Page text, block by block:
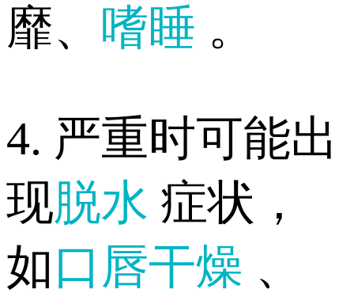
靡、 嗜睡 。
4. 严重时可能出
现脱水 症状，
如口唇干燥 、